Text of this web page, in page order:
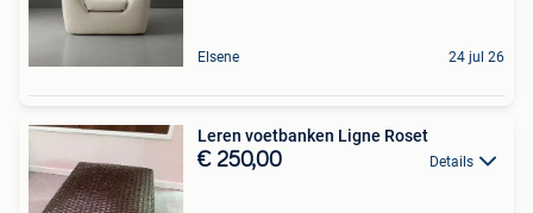
Elsene 24 jul 26
Leren voetbanken Ligne Roset
€ 250,00 Details